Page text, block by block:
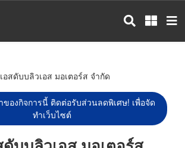
อสดับบลิวเอส มอเตอร์ส จำกัด
ของกิจการนี้ ติดต่อรับส่วนลดพิเศษ! เพื่อจัด
ทำเว็บไซต์